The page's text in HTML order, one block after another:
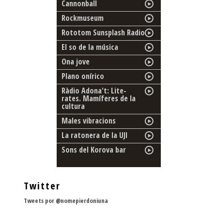
Cannonball
Rockmuseum
Rototom Sunsplash Radio
El so de la música
Ona jove
Plano onírico
Ràdio Adona't: Lite-
rates. Mamíferes de la
cultura
Males vibracions
La ratonera de la UJI
Sons del Korova bar
Twitter
Tweets por @nomepierdoniuna